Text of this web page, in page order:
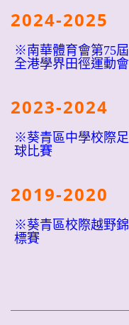
2024-2025
※南華體育會第75屆
全港學界田徑運動會
2023-2024
※葵青區中學校際足
球比賽
2019-2020
※葵青區校際越野錦
標賽